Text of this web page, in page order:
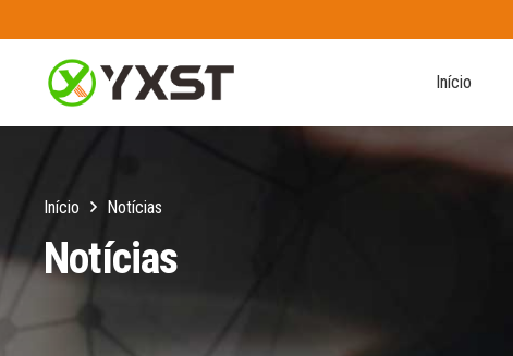
Início
Início Notícias
Notícias